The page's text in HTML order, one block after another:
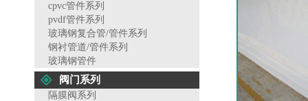
cpvc管件系列
pvdf管件系列
玻璃钢复合管/管件系列
钢衬管道/管件系列
玻璃钢管件
阀门系列
隔膜阀系列